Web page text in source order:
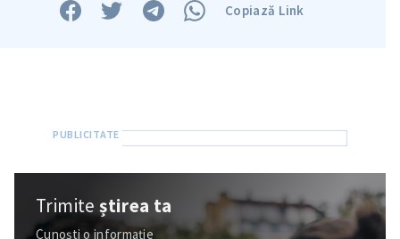
Copiază Link
Trimiteștirea ta
Cunoști o informație